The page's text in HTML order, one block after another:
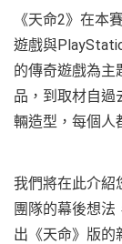
《天命2》在本
遊戲與
的傳奇遊戲為主
品，到取材自過
輛造型，每個人
我們將在此介紹
團隊的幕後想
出《天命》版的